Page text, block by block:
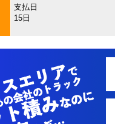
支払日
15日